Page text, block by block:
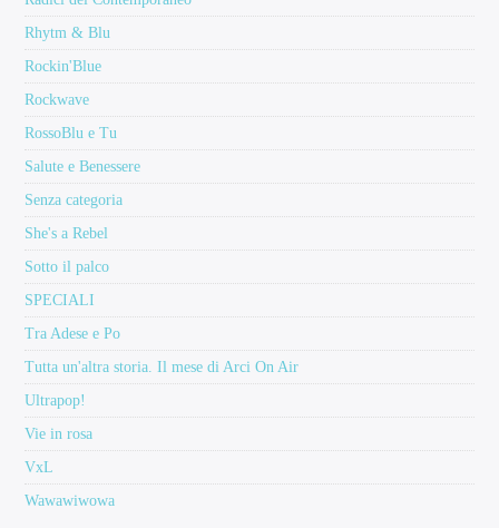
Rhytm & Blu
Rockin'Blue
Rockwave
RossoBlu e Tu
Salute e Benessere
Senza categoria
She's a Rebel
Sotto il palco
SPECIALI
Tra Adese e Po
Tutta un'altra storia. Il mese di Arci On Air
Ultrapop!
Vie in rosa
VxL
Wawawiwowa